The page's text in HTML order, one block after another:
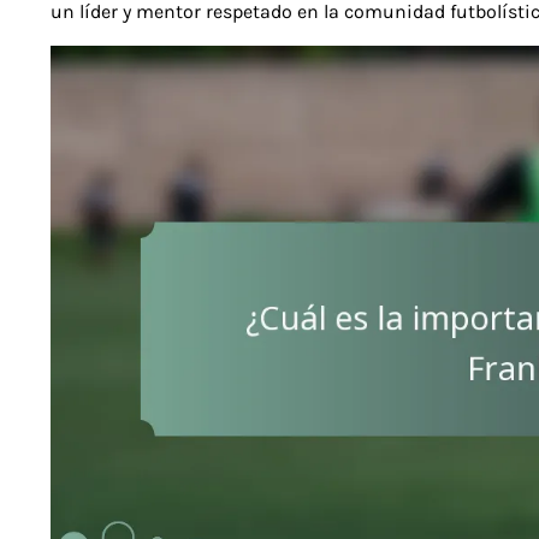
un líder y mentor respetado en la comunidad